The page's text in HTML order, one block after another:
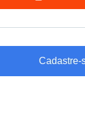
Cadastre-